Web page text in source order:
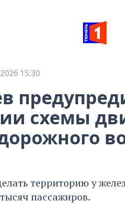
15:30
схемы
территорию у
пассажиров.